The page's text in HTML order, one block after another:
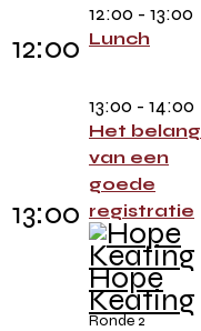
12:00
12:00 - 13:00
Lunch
13:00
13:00 - 14:00
Het belang
van een
goede
registratie
Hope
Keating
Ronde 2